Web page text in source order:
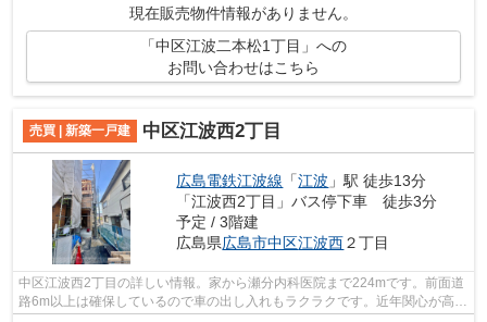
現在販売物件情報がありません。
「中区江波二本松1丁目」への
お問い合わせはこちら
売買 | 新築一戸建 中区江波西2丁目
広島電鉄江波線 「江波 」駅 徒歩13分
「江波西2丁目」バス停下車 徒歩3分
予定 / 3階建
広島県広島市中区江波西２丁目
中区江波西2丁目の詳しい情報。家から瀬分内科医院まで224mです。前面道
路6m以上は確保しているので車の出し入れもラクラクです。近年関心が高ま